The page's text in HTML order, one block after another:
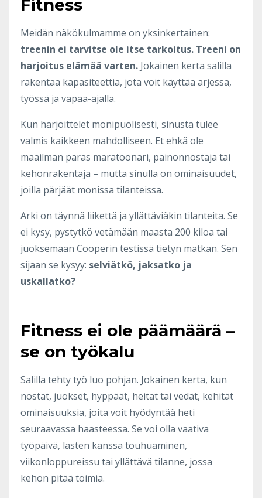
Fitness
Meidän näkökulmamme on yksinkertainen:
treenin ei tarvitse ole itse tarkoitus. Treeni on
harjoitus elämää varten. Jokainen kerta salilla
rakentaa kapasiteettia, jota voit käyttää arjessa,
työssä ja vapaa-ajalla.
Kun harjoittelet monipuolisesti, sinusta tulee
valmis kaikkeen mahdolliseen. Et ehkä ole
maailman paras maratoonari, painonnostaja tai
kehonrakentaja – mutta sinulla on ominaisuudet,
joilla pärjäät monissa tilanteissa.
Arki on täynnä liikettä ja yllättäviäkin tilanteita. Se
ei kysy, pystytkö vetämään maasta 200 kiloa tai
juoksemaan Cooperin testissä tietyn matkan. Sen
sijaan se kysyy: selviätkö, jaksatko ja
uskallatko?
Fitness ei ole päämäärä –
se on työkalu
Salilla tehty työ luo pohjan. Jokainen kerta, kun
nostat, juokset, hyppäät, heität tai vedät, kehität
ominaisuuksia, joita voit hyödyntää heti
seuraavassa haasteessa. Se voi olla vaativa
työpäivä, lasten kanssa touhuaminen,
viikonloppureissu tai yllättävä tilanne, jossa
kehon pitää toimia.